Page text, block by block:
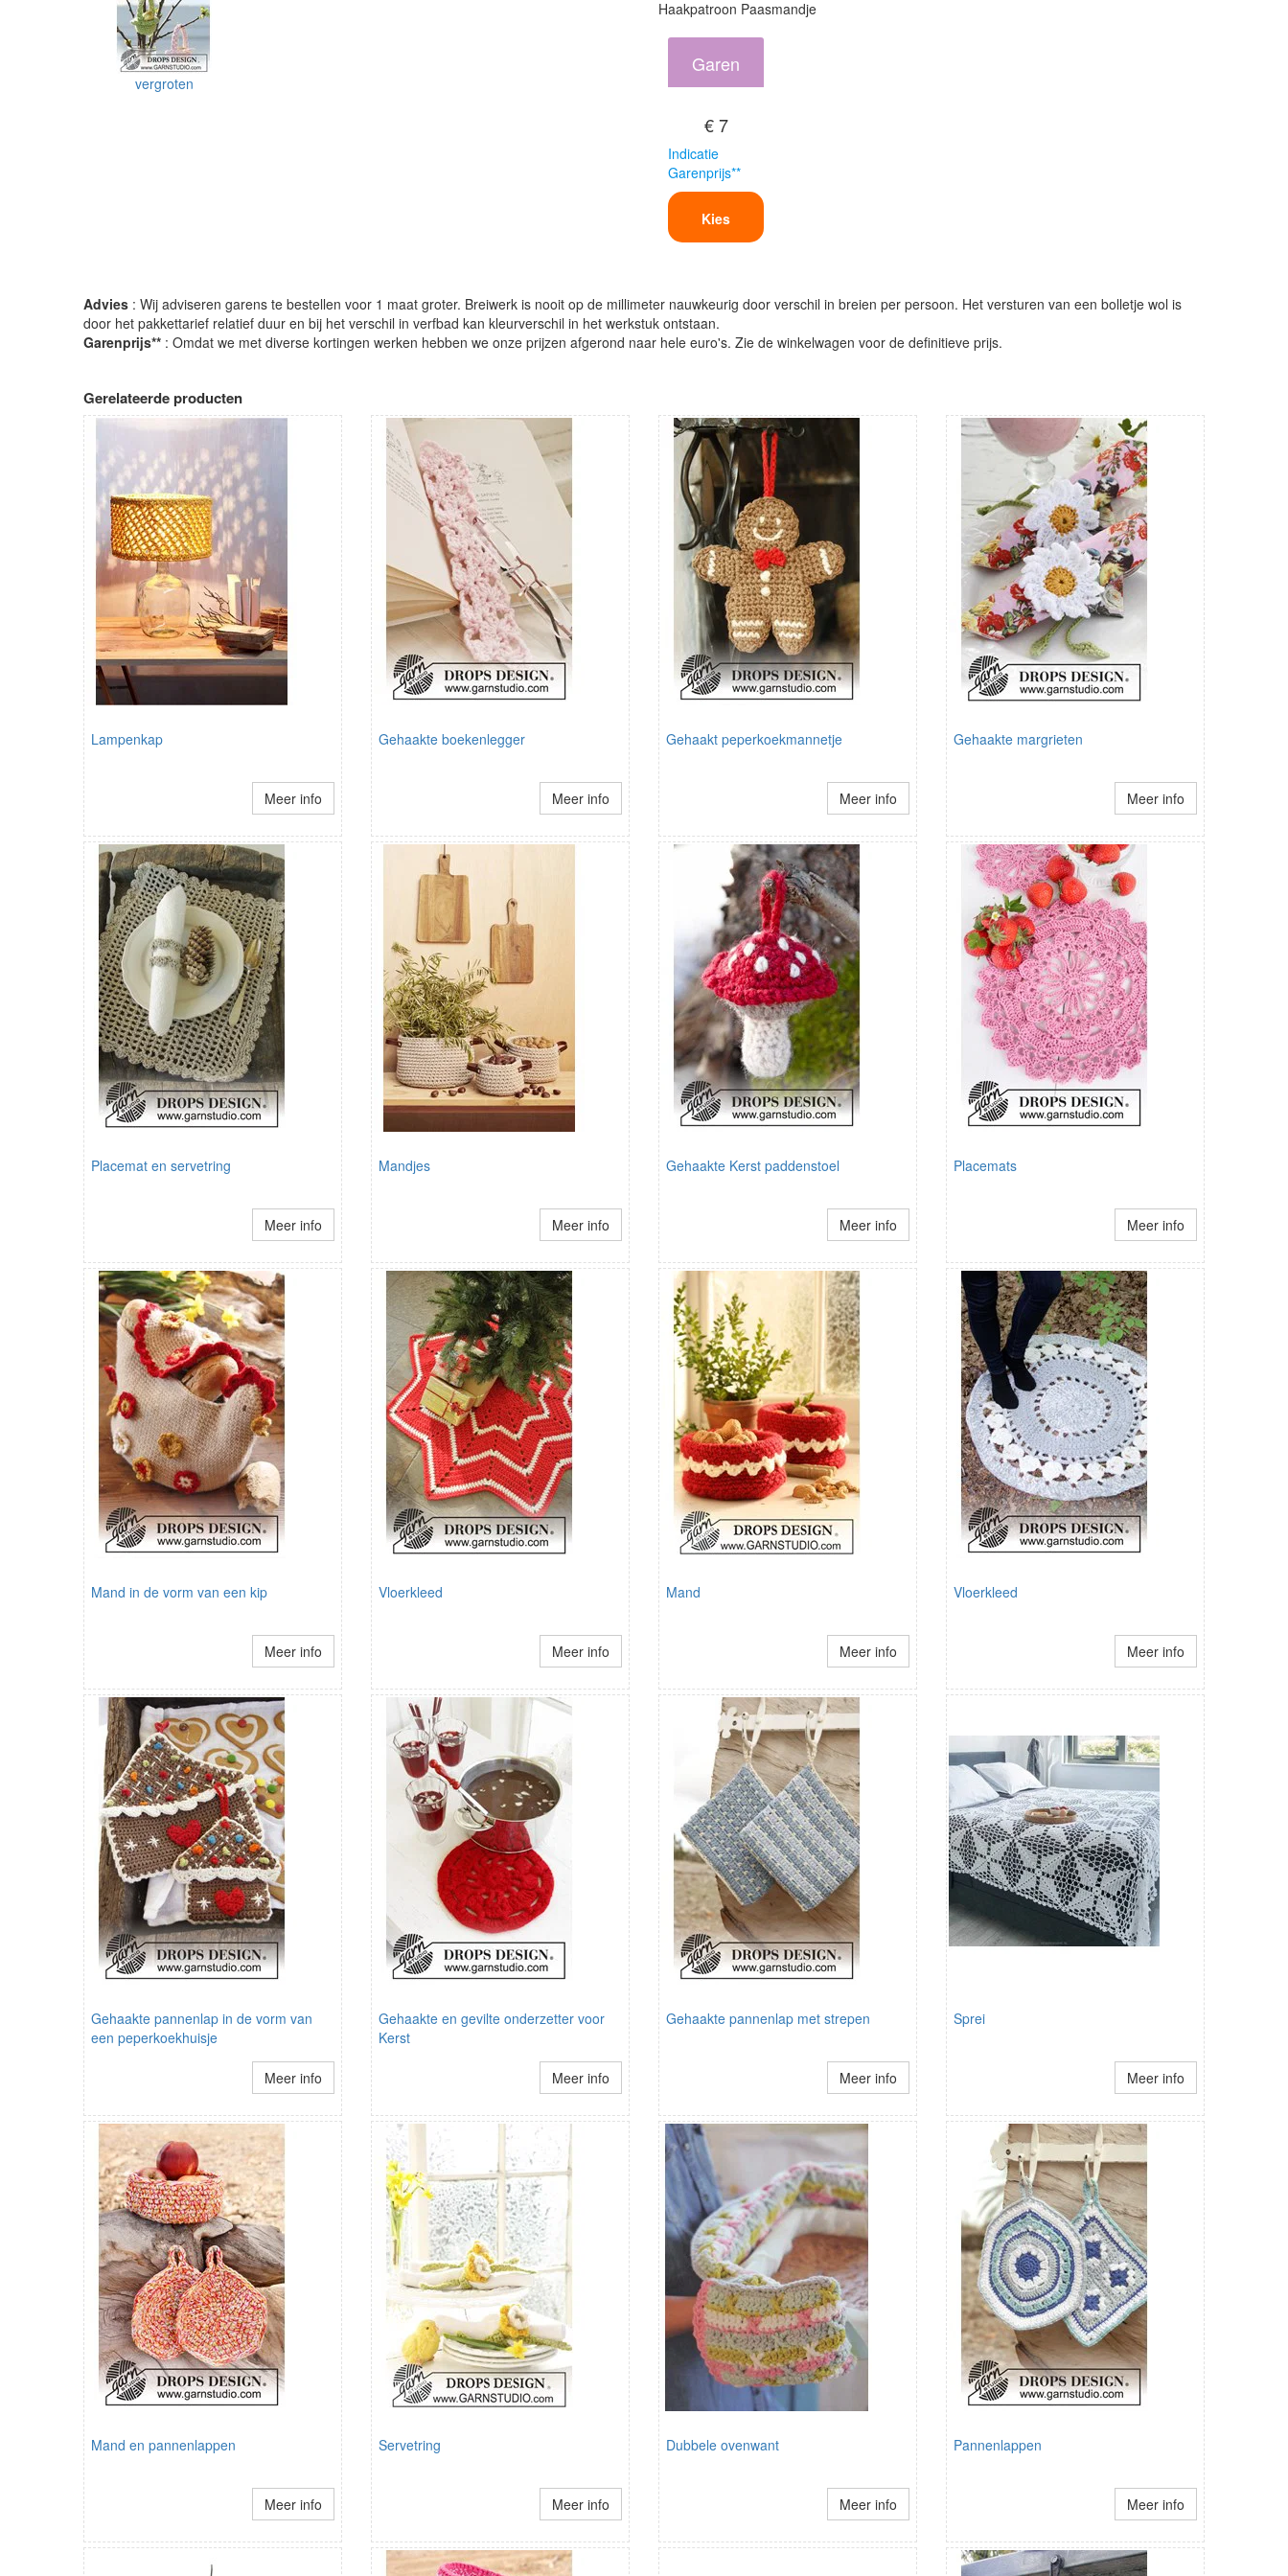
vergroten
Haakpatroon Paasmandje
Garen
€ 7
Indicatie
Garenprijs**
Kies
Advies : Wij adviseren garens te bestellen voor 1 maat groter. Breiwerk is nooit op de millimeter nauwkeurig door verschil in breien per persoon. Het versturen van een bolletje wol is
door het pakkettarief relatief duur en bij het verschil in verfbad kan kleurverschil in het werkstuk ontstaan.
Garenprijs** : Omdat we met diverse kortingen werken hebben we onze prijzen afgerond naar hele euro's. Zie de winkelwagen voor de definitieve prijs.
Gerelateerde producten
Lampenkap
Meer info
Gehaakte boekenlegger
Meer info
Gehaakt peperkoekmannetje
Meer info
Gehaakte margrieten
Meer info
Placemat en servetring
Meer info
Mandjes
Meer info
Gehaakte Kerst paddenstoel
Meer info
Placemats
Meer info
Mand in de vorm van een kip
Meer info
Vloerkleed
Meer info
Mand
Meer info
Vloerkleed
Meer info
Gehaakte pannenlap in de vorm van
een peperkoekhuisje
Meer info
Gehaakte en gevilte onderzetter voor
Kerst
Meer info
Gehaakte pannenlap met strepen
Meer info
Sprei
Meer info
Mand en pannenlappen
Meer info
Servetring
Meer info
Dubbele ovenwant
Meer info
Pannenlappen
Meer info